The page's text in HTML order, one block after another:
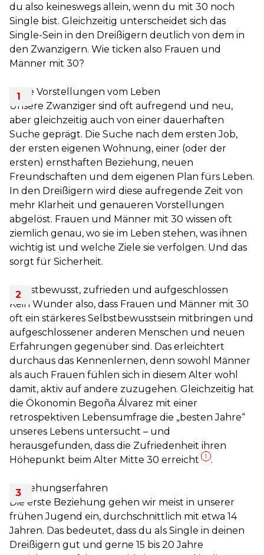
du also keineswegs allein, wenn du mit 30 noch
Single bist. Gleichzeitig unterscheidet sich das
Single-Sein in den Dreißigern deutlich von dem in
den Zwanzigern. Wie ticken also Frauen und
Männer mit 30?
Klare Vorstellungen vom Leben
Unsere Zwanziger sind oft aufregend und neu,
aber gleichzeitig auch von einer dauerhaften
Suche geprägt. Die Suche nach dem ersten Job,
der ersten eigenen Wohnung, einer (oder der
ersten) ernsthaften Beziehung, neuen
Freundschaften und dem eigenen Plan fürs Leben.
In den Dreißigern wird diese aufregende Zeit von
mehr Klarheit und genaueren Vorstellungen
abgelöst. Frauen und Männer mit 30 wissen oft
ziemlich genau, wo sie im Leben stehen, was ihnen
wichtig ist und welche Ziele sie verfolgen. Und das
sorgt für Sicherheit.
Selbstbewusst, zufrieden und aufgeschlossen
Kein Wunder also, dass Frauen und Männer mit 30
oft ein stärkeres Selbstbewusstsein mitbringen und
aufgeschlossener anderen Menschen und neuen
Erfahrungen gegenüber sind. Das erleichtert
durchaus das Kennenlernen, denn sowohl Männer
als auch Frauen fühlen sich in diesem Alter wohl
damit, aktiv auf andere zuzugehen. Gleichzeitig hat
die Ökonomin Begoña Álvarez mit einer
retrospektiven Lebensumfrage die „besten Jahre“
unseres Lebens untersucht – und
herausgefunden, dass die Zufriedenheit ihren
Höhepunkt beim Alter Mitte 30 erreicht
1 .
Beziehungserfahren
Die erste Beziehung gehen wir meist in unserer
frühen Jugend ein, durchschnittlich mit etwa 14
Jahren. Das bedeutet, dass du als Single in deinen
Dreißigern gut und gerne 15 bis 20 Jahre